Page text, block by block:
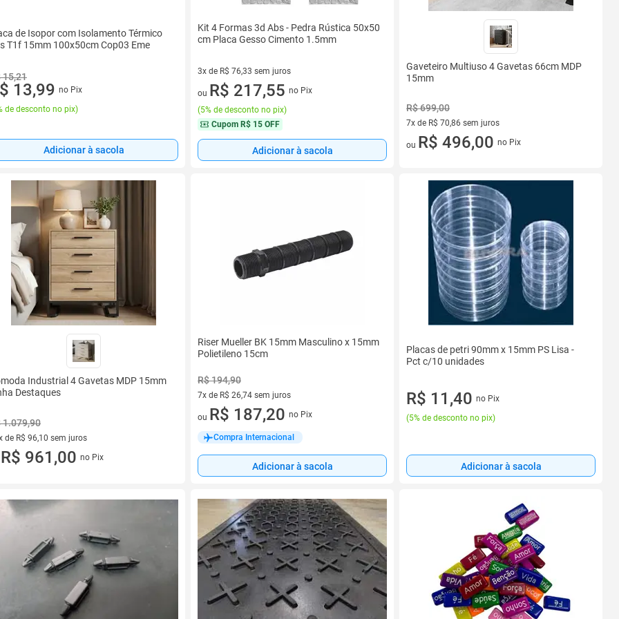
de Isopor com Isolamento Térmico
T1f 15mm 100x50cm Cop03 Eme
15,21
13,99 no Pix
de desconto no pix)
Adicionar à sacola
Kit 4 Formas 3d Abs - Pedra Rústica 50x50
cm Placa Gesso Cimento 1.5mm
3x de R$ 76,33 sem juros
3 vez de R$ 76,33 sem juros
ou R$ 217,55 no Pix
(5% de desconto no pix)
Cupom R$ 15 OFF
Adicionar à sacola
Gaveteiro Multiuso 4 Gavetas 66cm MDP
15mm
R$ 699,00
7x de R$ 70,86 sem juros
7 vez de R$ 70,86 sem juros
ou R$ 496,00 no Pix
Industrial 4 Gavetas MDP 15mm
Destaques
1.079,90
de R$ 96,10 sem juros
vez de R$ 96,10 sem juros
R$ 961,00 no Pix
Riser Mueller BK 15mm Masculino x 15mm
Polietileno 15cm
R$ 194,90
7x de R$ 26,74 sem juros
7 vez de R$ 26,74 sem juros
ou R$ 187,20 no Pix
Compra Internacional
Adicionar à sacola
Placas de petri 90mm x 15mm PS Lisa -
Pct c/10 unidades
R$ 11,40 no Pix
(5% de desconto no pix)
Adicionar à sacola